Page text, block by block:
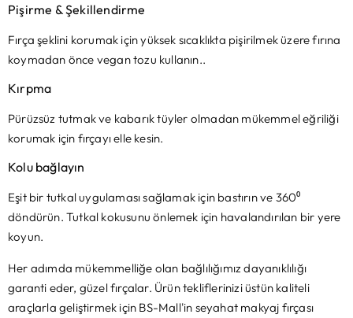
Pişirme & Şekillendirme
Fırça şeklini korumak için yüksek sıcaklıkta pişirilmek üzere fırına
koymadan önce vegan tozu kullanın..
Kırpma
Pürüzsüz tutmak ve kabarık tüyler olmadan mükemmel eğriliği
korumak için fırçayı elle kesin.
Kolu bağlayın
Eşit bir tutkal uygulaması sağlamak için bastırın ve 360⁰
döndürün. Tutkal kokusunu önlemek için havalandırılan bir yere
koyun.
Her adımda mükemmelliğe olan bağlılığımız dayanıklılığı
garanti eder, güzel fırçalar. Ürün tekliflerinizi üstün kaliteli
araçlarla geliştirmek için BS-Mall'in seyahat makyaj fırçası